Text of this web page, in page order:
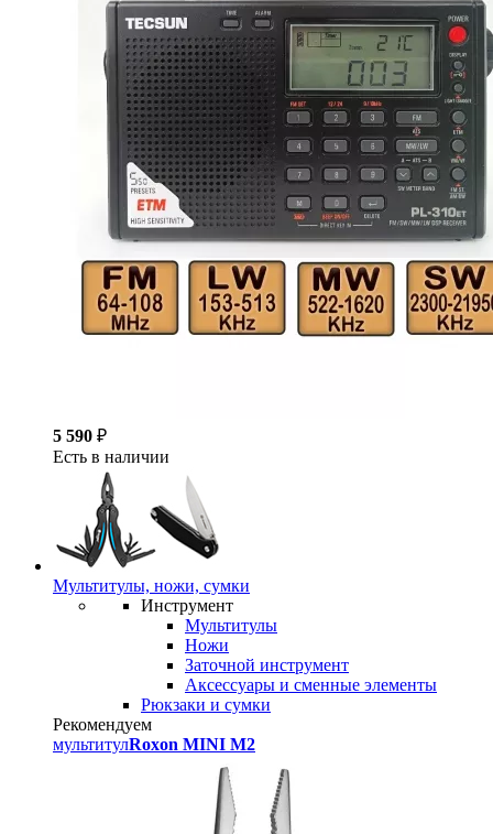
5 590 ₽
Есть в наличии
Мультитулы, ножи, сумки
Инструмент
Мультитулы
Ножи
Заточной инструмент
Аксессуары и сменные элементы
Рюкзаки и сумки
Рекомендуем
мультитулRoxon MINI M2